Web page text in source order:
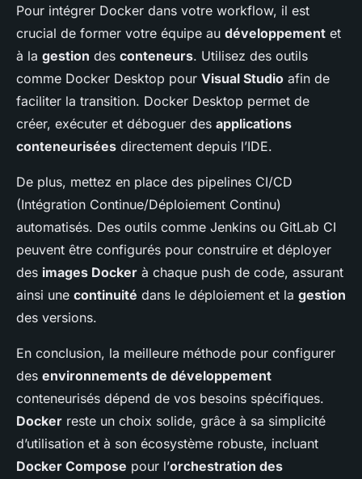
Pour intégrer Docker dans votre workflow, il est
crucial de former votre équipe au développement et
à la gestion des conteneurs. Utilisez des outils
comme Docker Desktop pour Visual Studio afin de
faciliter la transition. Docker Desktop permet de
créer, exécuter et déboguer des applications
conteneurisées directement depuis l’IDE.
De plus, mettez en place des pipelines CI/CD
(Intégration Continue/Déploiement Continu)
automatisés. Des outils comme Jenkins ou GitLab CI
peuvent être configurés pour construire et déployer
des images Docker à chaque push de code, assurant
ainsi une continuité dans le déploiement et la gestion
des versions.
En conclusion, la meilleure méthode pour configurer
des environnements de développement
conteneurisés dépend de vos besoins spécifiques.
Docker reste un choix solide, grâce à sa simplicité
d’utilisation et à son écosystème robuste, incluant
Docker Compose pour l’orchestration des